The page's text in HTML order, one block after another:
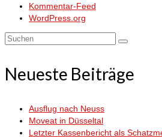
Kommentar-Feed
WordPress.org
Suchen
Neueste Beiträge
Ausflug nach Neuss
Moveat in Düsseltal
Letzter Kassenbericht als